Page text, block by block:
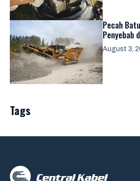
Pecah
Penyebab
August 3,
Tags